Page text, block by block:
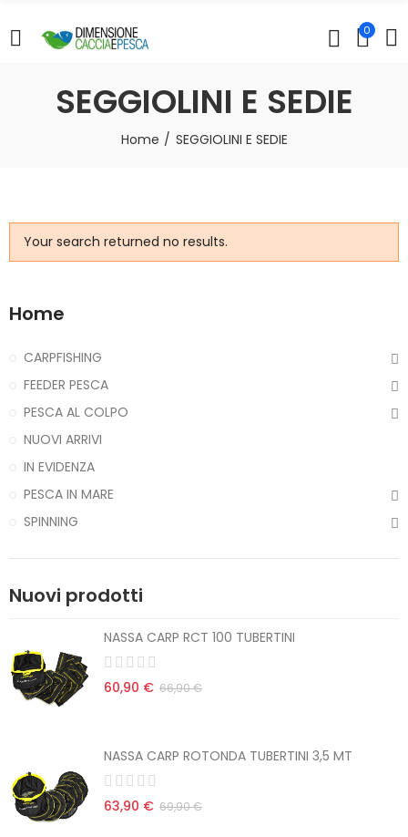
0
SEGGIOLINI E SEDIE
Home SEGGIOLINI E SEDIE
Your search returned no results.
Home
CARPFISHING
FEEDER PESCA
PESCA AL COLPO
NUOVI ARRIVI
IN EVIDENZA
PESCA IN MARE
SPINNING
Nuovi prodotti
NASSA CARP RCT 100 TUBERTINI
60,90 € 66,90 €
NASSA CARP ROTONDA TUBERTINI 3,5 MT
63,90 € 69,90 €